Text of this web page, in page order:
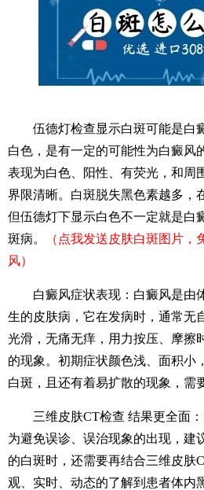
伍德灯检查显示白斑可能是白
白色，是有一定的可能性为白癜风
表现为白色、阳性、有荧光，和周
界限清晰。白斑脱失黑色素越多，
但伍德灯下显示白色不一定就是白
斑病。
（点我发送皮肤白斑图片
风）
白癜风症状表现：白癜风是由
生的皮肤病，它在发病时，通常无
光滑，无痛无痒，用力按压、摩擦
的现象。初期症状颜色浅、面积小
白斑，且还有着易扩散的现象，需
三维皮肤CT检查 结果更全面：
为避免误诊、误治现象的出现，建
的白斑时，还需要再结合三维皮肤
观、实时、动态的了解到患者体内